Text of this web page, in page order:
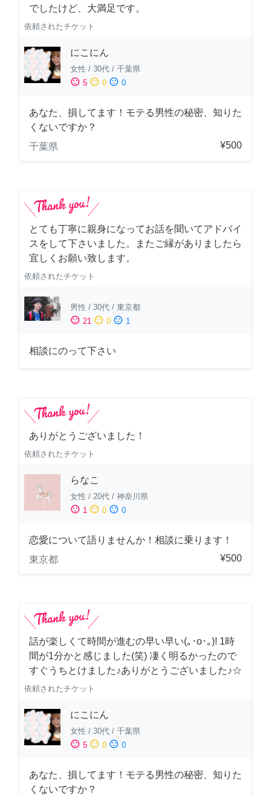
でしたけど、大満足です。
依頼されたチケット
にこにん
女性 / 30代 / 千葉県
sentiment_satisfied 5 sentiment_neutral 0 sentiment_dissatisfied 0
あなた、損してます！モテる男性の秘密、知りた
くないですか？
千葉県
¥500
とても丁寧に親身になってお話を聞いてアドバイ
スをして下さいました。またご縁がありましたら
宜しくお願い致します。
依頼されたチケット
男性 / 30代 / 東京都
sentiment_satisfied 21 sentiment_neutral 0 sentiment_dissatisfied 1
相談にのって下さい
ありがとうございました！
依頼されたチケット
らなこ
女性 / 20代 / 神奈川県
sentiment_satisfied 1 sentiment_neutral 0 sentiment_dissatisfied 0
恋愛について語りませんか！相談に乗ります！
東京都
¥500
話が楽しくて時間が進むの早い早い(｡･о･｡)! 1時
間が1分かと感じました(笑) 凄く明るかったので
すぐうちとけました♪ありがとうございました♪☆
依頼されたチケット
にこにん
女性 / 30代 / 千葉県
sentiment_satisfied 5 sentiment_neutral 0 sentiment_dissatisfied 0
あなた、損してます！モテる男性の秘密、知りた
くないですか？